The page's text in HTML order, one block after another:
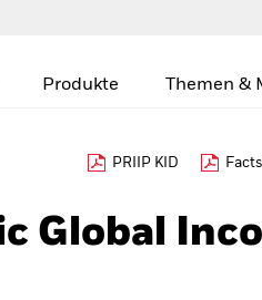
Produkte Themen &
PRIIP KID
Global